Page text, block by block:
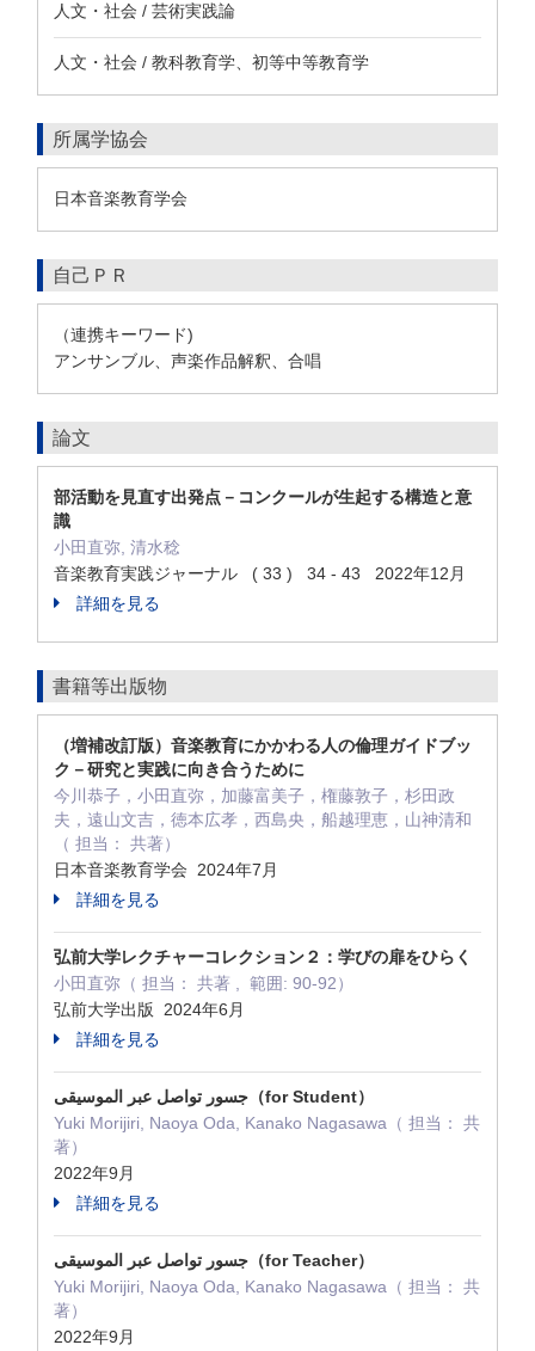
人文・社会 / 芸術実践論
人文・社会 / 教科教育学、初等中等教育学
所属学協会
日本音楽教育学会
自己ＰＲ
（連携キーワード)
アンサンブル、声楽作品解釈、合唱
論文
部活動を見直す出発点－コンクールが生起する構造と意
識
小田直弥, 清水稔
音楽教育実践ジャーナル ( 33 ) 34 - 43 2022年12月
詳細を見る
書籍等出版物
（増補改訂版）音楽教育にかかわる人の倫理ガイドブッ
ク－研究と実践に向き合うために
今川恭子，小田直弥，加藤富美子，権藤敦子，杉田政
夫，遠山文吉，徳本広孝，西島央，船越理恵，山神清和
（ 担当： 共著）
日本音楽教育学会 2024年7月
詳細を見る
弘前大学レクチャーコレクション２：学びの扉をひらく
小田直弥（ 担当： 共著 , 範囲: 90-92）
弘前大学出版 2024年6月
詳細を見る
جسور تواصل عبر الموسيقى（for Student）
Yuki Morijiri, Naoya Oda, Kanako Nagasawa（ 担当： 共
著）
2022年9月
詳細を見る
جسور تواصل عبر الموسيقى（for Teacher）
Yuki Morijiri, Naoya Oda, Kanako Nagasawa（ 担当： 共
著）
2022年9月